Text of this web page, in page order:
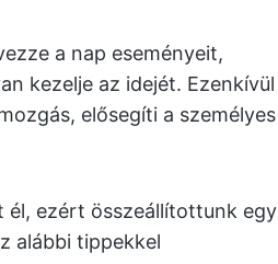
a nap eseményeit,
kezelje az idejét. Ezenkívül
elősegíti a személyes
él, ezért összeállítottunk egy
alábbi tippekkel